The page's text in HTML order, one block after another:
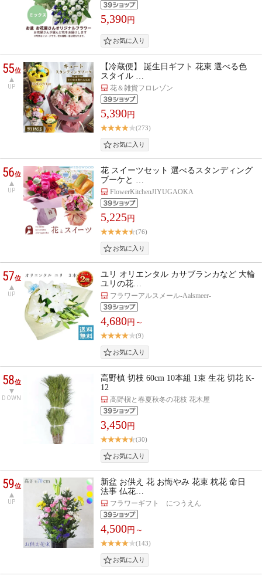
5,390円
55位
UP
【冷蔵便】 誕生日ギフト 花束 選べる色
スタイル …
花＆雑貨フロレゾン
5,390円
(273)
56位
UP
花 スイーツセット 選べるスタンディング
ブーケと …
FlowerKitchenJIYUGAOKA
5,225円
(76)
57位
UP
ユリ オリエンタル カサブランカなど 大輪
ユリの花…
フラワーアルスメール-Aalsmeer-
4,680円～
(9)
58位
DOWN
高野槙 切枝 60cm 10本組 1束 生花 切花 K-
12
高野槇と春夏秋冬の花枝 花木屋
3,450円
(30)
59位
UP
新盆 お供え 花 お悔やみ 花束 枕花 命日
法事 仏花…
フラワーギフト につうえん
4,500円～
(143)